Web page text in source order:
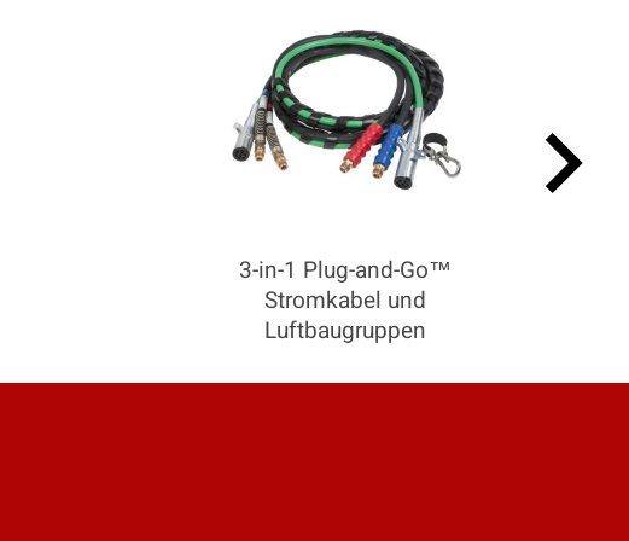
3-in-1 Plug-and-Go™
Stromkabel und
Luftbaugruppen
keyboard_arrow_right